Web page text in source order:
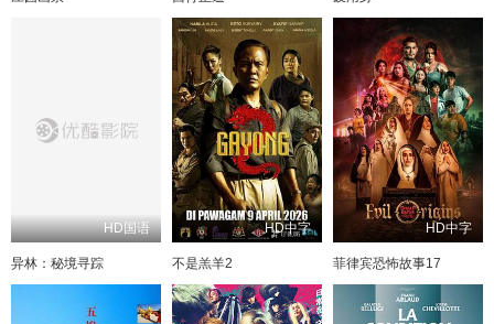
HD国语
异林：秘境寻踪
HD中字
不是羔羊2
HD中字
菲律宾恐怖故事17